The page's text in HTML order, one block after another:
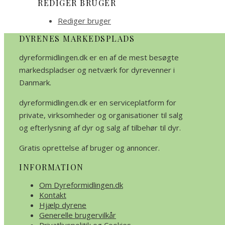
REDIGER BRUGER
Rediger bruger
DYRENES MARKEDSPLADS
dyreformidlingen.dk er en af de mest besøgte
markedspladser og netværk for dyrevenner i
Danmark.
dyreformidlingen.dk er en serviceplatform for
private, virksomheder og organisationer til salg
og efterlysning af dyr og salg af tilbehør til dyr.
Gratis oprettelse af bruger og annoncer.
INFORMATION
Om Dyreformidlingen.dk
Kontakt
Hjælp dyrene
Generelle brugervilkår